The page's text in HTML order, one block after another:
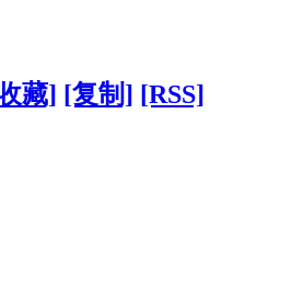
藏] [复制] [RSS]